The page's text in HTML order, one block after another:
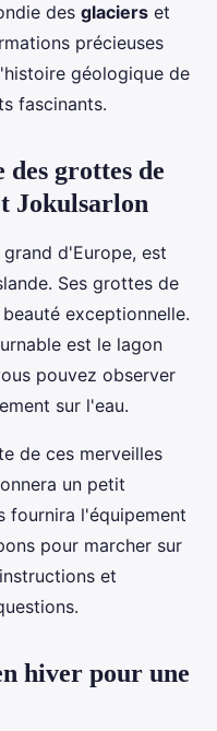
des glaciers et
précieuses
géologique de
fascinants.
grottes de
Jokulsarlon
grand d'Europe, est
Ses grottes de
exceptionnelle.
est le lagon
pouvez observer
sur l'eau.
de ces merveilles
un petit
fournira l'équipement
pour marcher sur
et
hiver pour une